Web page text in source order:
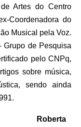
Artes do Centro
x-Coordenadora do
Musical pela Voz.
Grupo de Pesquisa
pelo CNPq,
sobre música,
sendo ainda
Roberta